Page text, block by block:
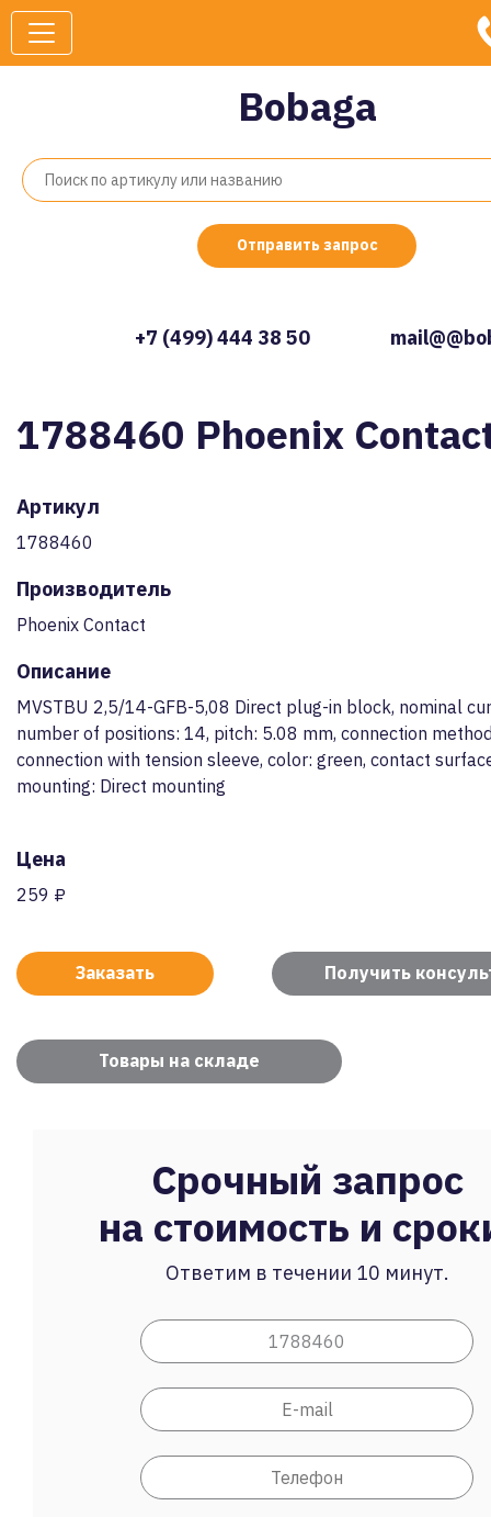
Bobaga
Отправить запрос
+7 (499) 444 38 50
1788460 Phoenix
Артикул
1788460
Производитель
Phoenix Contact
Описание
MVSTBU 2,5/14-GFB-5,08 Direct plug-in block, nominal
number of positions: 14, pitch: 5.08 mm, connection
connection with tension sleeve, color: green, contact
mounting: Direct mounting
Цена
259 ₽
Заказать Получить
Товары на складе
Срочный запрос
на стоимость и
Ответим в течении 10 минут.